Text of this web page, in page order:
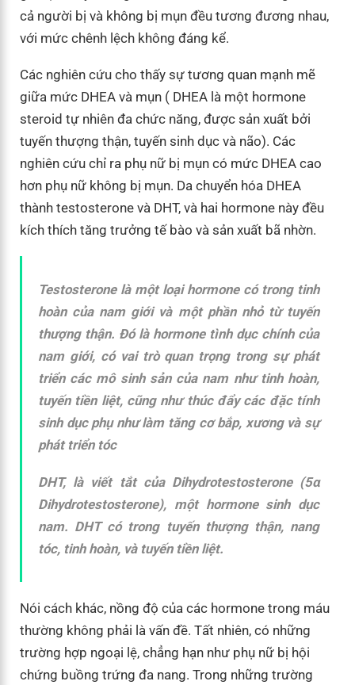
cả người bị và không bị mụn đều tương đương nhau,
với mức chênh lệch không đáng kể.
Các nghiên cứu cho thấy sự tương quan mạnh mẽ
giữa mức DHEA và mụn ( DHEA là một hormone
steroid tự nhiên đa chức năng, được sản xuất bởi
tuyến thượng thận, tuyến sinh dục và não). Các
nghiên cứu chỉ ra phụ nữ bị mụn có mức DHEA cao
hơn phụ nữ không bị mụn. Da chuyển hóa DHEA
thành testosterone và DHT, và hai hormone này đều
kích thích tăng trưởng tế bào và sản xuất bã nhờn.
Testosterone là một loại hormone có trong tinh
hoàn của nam giới và một phần nhỏ từ tuyến
thượng thận. Đó là hormone tình dục chính của
nam giới, có vai trò quan trọng trong sự phát
triển các mô sinh sản của nam như tinh hoàn,
tuyến tiền liệt, cũng như thúc đẩy các đặc tính
sinh dục phụ như làm tăng cơ bắp, xương và sự
phát triển tóc
DHT, là viết tắt của Dihydrotestosterone (5α
Dihydrotestosterone), một hormone sinh dục
nam. DHT có trong tuyến thượng thận, nang
tóc, tinh hoàn, và tuyến tiền liệt.
Nói cách khác, nồng độ của các hormone trong máu
thường không phải là vấn đề. Tất nhiên, có những
trường hợp ngoại lệ, chẳng hạn như phụ nữ bị hội
chứng buồng trứng đa nang. Trong những trường